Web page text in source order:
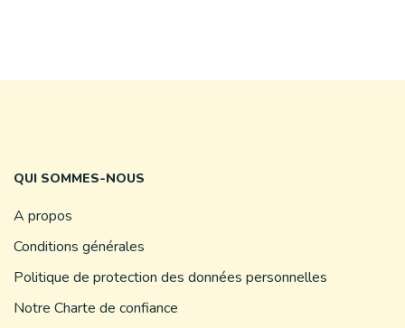
QUI SOMMES-NOUS
A propos
Conditions générales
Politique de protection des données personnelles
Notre Charte de confiance